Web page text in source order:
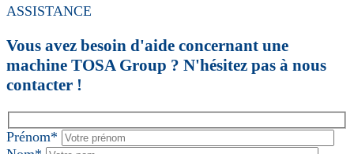
ASSISTANCE
Vous avez besoin d'aide concernant une
machine TOSA Group ? N'hésitez pas à nous
contacter !
Prénom*